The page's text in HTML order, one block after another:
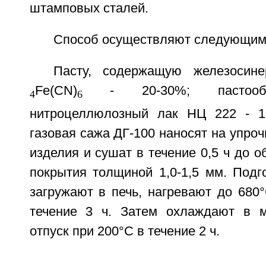
штамповых сталей.
Способ осуществляют
Пасту, содержащую
4Fe(CN)6 - 20-30%;
нитроцеллюлозный лак НЦ 222 -
газовая сажа ДГ-100 наносят на
изделия и сушат в течение 0,5 ч до
покрытия толщиной 1,0-1,5 мм.
загружают в печь, нагревают до
течение 3 ч. Затем охлаждают в
отпуск при 200°C в течение 2 ч.